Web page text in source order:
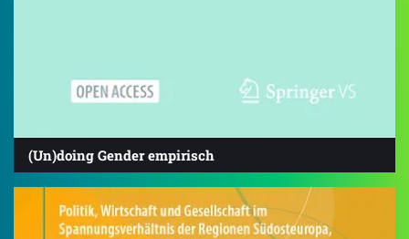
(Un)doing Gender empirisch